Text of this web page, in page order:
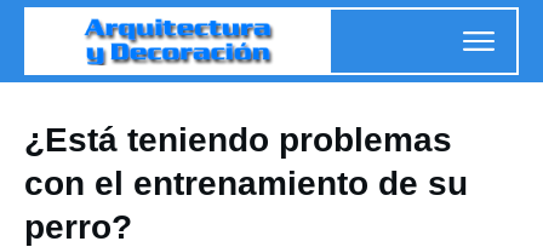
¿Está teniendo problemas
con el entrenamiento de su
perro?